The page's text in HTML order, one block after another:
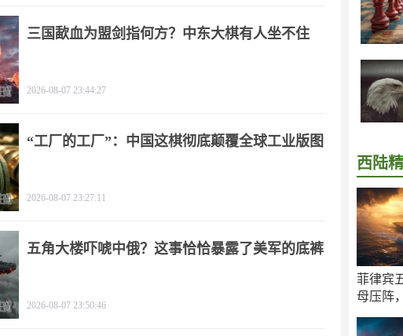
西陆
菲律宾
母压阵
三国歃血为盟剑指何方？中东大棋有人坐不住
2026-08-07 23:44:27
“工厂的工厂”：中国这棋彻底颠覆全球工业版图
2026-08-07 23:27:11
五角大楼吓唬中俄？这事恰恰暴露了美军的底裤
2026-08-07 23:50:46